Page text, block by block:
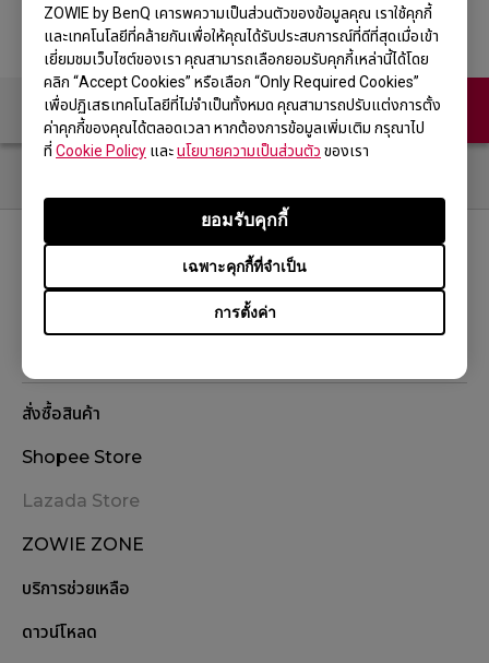
ZOWIE by BenQ เคารพความเป็นส่วนตัวของข้อมูลคุณ เราใช้คุกกี้
และเทคโนโลยีที่คล้ายกันเพื่อให้คุณได้รับประสบการณ์ที่ดีที่สุดเมื่อเข้า
เยี่ยมชมเว็บไซต์ของเรา คุณสามารถเลือกยอมรับคุกกี้เหล่านี้ได้โดย
คลิก “Accept Cookies” หรือเลือก “Only Required Cookies”
เพื่อปฏิเสธเทคโนโลยีที่ไม่จำเป็นทั้งหมด คุณสามารถปรับแต่งการตั้ง
ค่าคุกกี้ของคุณได้ตลอดเวลา หากต้องการข้อมูลเพิ่มเติม กรุณาไป
ที่ Cookie Policy และนโยบายความเป็นส่วนตัว ของเรา
การตั้งค่า
เฉพาะคุกกี้ที่จำเป็น
ยอมรับคุกกี้
ติดต่อเรา
สั่งซื้อสินค้า
Shopee Store
Lazada Store
ZOWIE ZONE
บริการช่วยเหลือ
ดาวน์โหลด